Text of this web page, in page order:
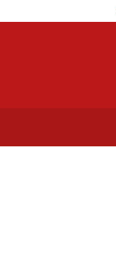
الفوري على الناشطة السياسية